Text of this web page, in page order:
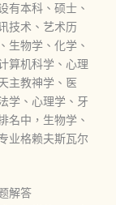
有本科、硕士、
技术、艺术历
生物学、化学、
算机科学、心理
主教神学、医
学、心理学、牙
名中，生物学、
业格赖夫斯瓦尔
解答